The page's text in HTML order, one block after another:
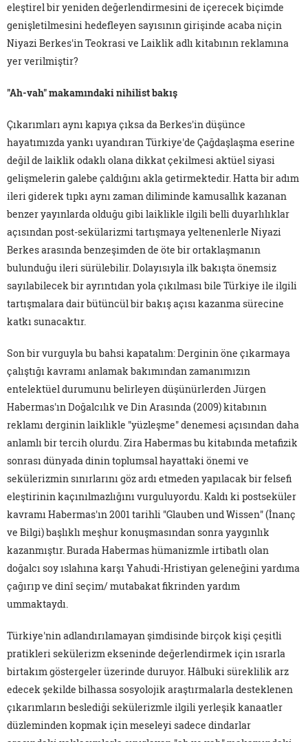
eleştirel bir yeniden değerlendirmesini de içerecek biçimde
genişletilmesini hedefleyen sayısının girişinde acaba niçin
Niyazi Berkes'in Teokrasi ve Laiklik adlı kitabının reklamına
yer verilmiştir?
"Ah-vah" makamındaki nihilist bakış
Çıkarımları aynı kapıya çıksa da Berkes'in düşünce
hayatımızda yankı uyandıran Türkiye'de Çağdaşlaşma eserine
değil de laiklik odaklı olana dikkat çekilmesi aktüel siyasi
gelişmelerin galebe çaldığını akla getirmektedir. Hatta bir adım
ileri giderek tıpkı aynı zaman diliminde kamusallık kazanan
benzer yayınlarda olduğu gibi laiklikle ilgili belli duyarlılıklar
açısından post-sekülarizmi tartışmaya yeltenenlerle Niyazi
Berkes arasında benzeşimden de öte bir ortaklaşmanın
bulunduğu ileri sürülebilir. Dolayısıyla ilk bakışta önemsiz
sayılabilecek bir ayrıntıdan yola çıkılması bile Türkiye ile ilgili
tartışmalara dair bütüncül bir bakış açısı kazanma sürecine
katkı sunacaktır.
Son bir vurguyla bu bahsi kapatalım: Derginin öne çıkarmaya
çalıştığı kavramı anlamak bakımından zamanımızın
entelektüel durumunu belirleyen düşünürlerden Jürgen
Habermas'ın Doğalcılık ve Din Arasında (2009) kitabının
reklamı derginin laiklikle "yüzleşme" denemesi açısından daha
anlamlı bir tercih olurdu. Zira Habermas bu kitabında metafizik
sonrası dünyada dinin toplumsal hayattaki önemi ve
sekülerizmin sınırlarını göz ardı etmeden yapılacak bir felsefi
eleştirinin kaçınılmazlığını vurguluyordu. Kaldı ki postseküler
kavramı Habermas'ın 2001 tarihli "Glauben und Wissen" (İnanç
ve Bilgi) başlıklı meşhur konuşmasından sonra yaygınlık
kazanmıştır. Burada Habermas hümanizmle irtibatlı olan
doğalcı soy ıslahına karşı Yahudi-Hristiyan geleneğini yardıma
çağırıp ve dinî seçim/ mutabakat fikrinden yardım
ummaktaydı.
Türkiye'nin adlandırılamayan şimdisinde birçok kişi çeşitli
pratikleri sekülerizm ekseninde değerlendirmek için ısrarla
birtakım göstergeler üzerinde duruyor. Hâlbuki süreklilik arz
edecek şekilde bilhassa sosyolojik araştırmalarla desteklenen
çıkarımların beslediği sekülerizmle ilgili yerleşik kanaatler
düzleminden kopmak için meseleyi sadece dindarlar